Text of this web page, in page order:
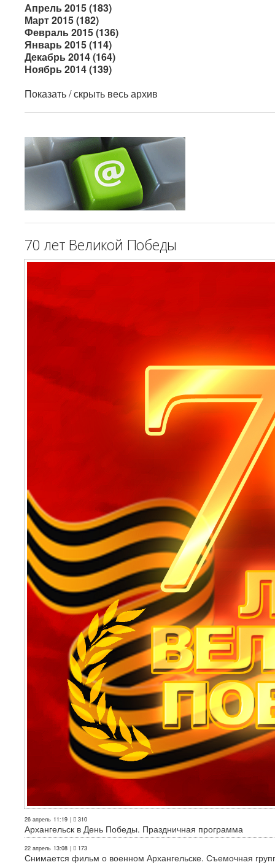
Апрель 2015 (183)
Март 2015 (182)
Февраль 2015 (136)
Январь 2015 (114)
Декабрь 2014 (164)
Ноябрь 2014 (139)
Показать / скрыть весь архив
70 лет Великой Победы
26 апрель 11:19 | 310
Архангельск в День Победы. Праздничная программа
22 апрель 13:08 | 173
Снимается фильм о военном Архангельске. Съемочная